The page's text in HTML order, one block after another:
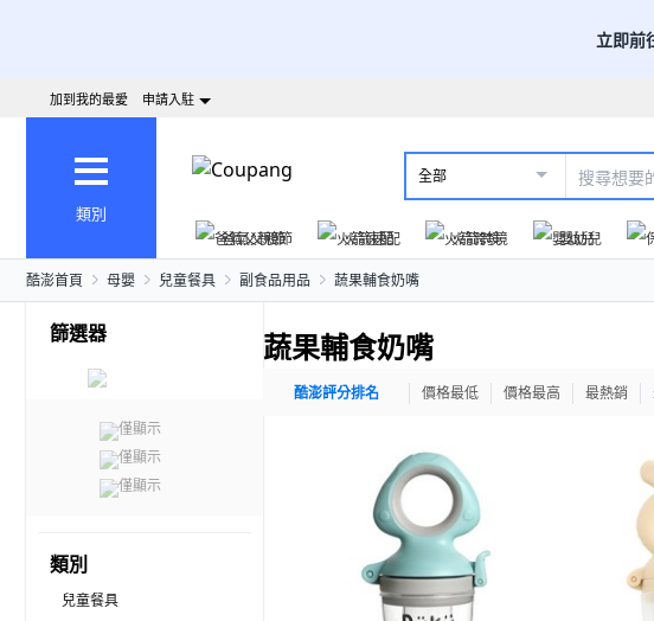
立即前
加到我的最愛 申請入駐
類別
全部
爸氣父親節
火箭速配 火箭跨境 嬰幼兒
酷澎首頁 母嬰 兒童餐具 副食品用品 蔬果輔食奶嘴
篩選器
僅顯示
僅顯示
僅顯示
類別
兒童餐具
蔬果輔食奶嘴
酷澎評分排名 價格最低 價格最高 最熱銷